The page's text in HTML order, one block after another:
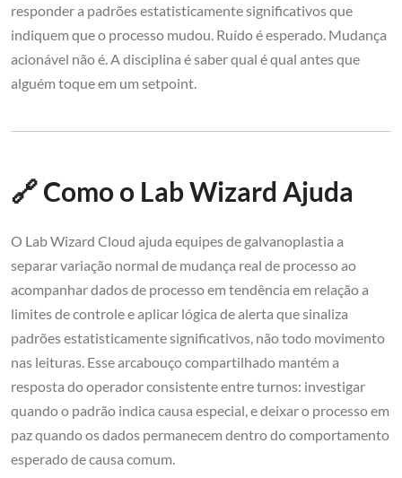
responder a padrões estatisticamente significativos que
indiquem que o processo mudou. Ruído é esperado. Mudança
acionável não é. A disciplina é saber qual é qual antes que
alguém toque em um setpoint.
🔗 Como o Lab Wizard Ajuda
O Lab Wizard Cloud ajuda equipes de galvanoplastia a
separar variação normal de mudança real de processo ao
acompanhar dados de processo em tendência em relação a
limites de controle e aplicar lógica de alerta que sinaliza
padrões estatisticamente significativos, não todo movimento
nas leituras. Esse arcabouço compartilhado mantém a
resposta do operador consistente entre turnos: investigar
quando o padrão indica causa especial, e deixar o processo em
paz quando os dados permanecem dentro do comportamento
esperado de causa comum.